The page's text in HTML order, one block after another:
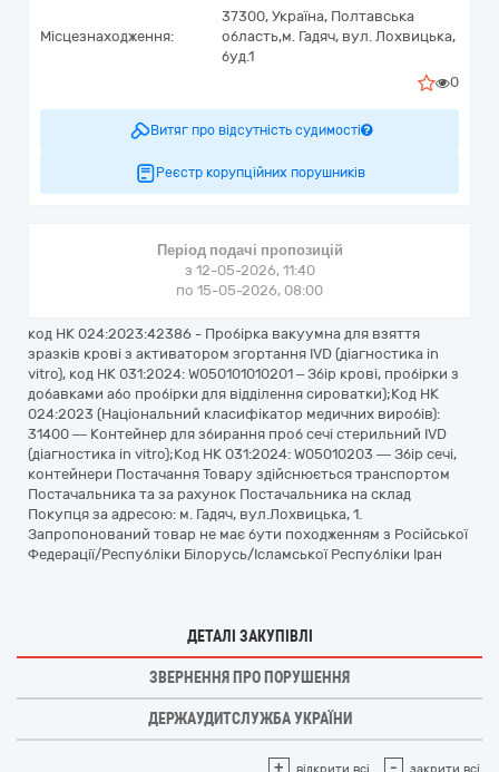
Місцезнаходження:
37300, Україна, Полтавська
область,м. Гадяч, вул. Лохвицька,
буд.1
0
Витяг про відсутність судимості
Реєстр корупційних порушників
Період подачі пропозицій
з 12-05-2026, 11:40
по 15-05-2026, 08:00
код НК 024:2023:42386 - Пробірка вакуумна для взяття
зразків крові з активатором згортання IVD (діагностика in
vitro), код НК 031:2024: W050101010201 – Збір крові, пробірки з
добавками або пробірки для відділення сироватки);Код НК
024:2023 (Національний класифікатор медичних виробів):
31400 — Контейнер для збирання проб сечі стерильний IVD
(діагностика in vitro);Код НК 031:2024: W05010203 — Збір сечі,
контейнери Постачання Товару здійснюється транспортом
Постачальника та за рахунок Постачальника на склад
Покупця за адресою: м. Гадяч, вул.Лохвицька, 1.
Запропонований товар не має бути походженням з Російської
Федерації/Республіки Білорусь/Ісламської Республіки Іран
ДЕТАЛІ ЗАКУПІВЛІ
ЗВЕРНЕННЯ ПРО ПОРУШЕННЯ
ДЕРЖАУДИТСЛУЖБА УКРАЇНИ
+ -